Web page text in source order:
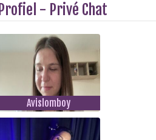
Profiel - Privé Chat
Avislomboy